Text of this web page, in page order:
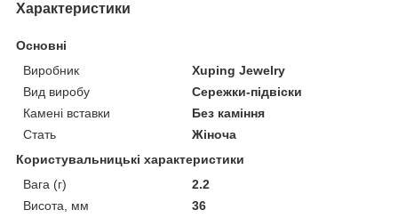
Характеристики
Основні
Виробник
Xuping Jewelry
Вид виробу
Сережки-підвіски
Камені вставки
Без каміння
Стать
Жіноча
Користувальницькі характеристики
Вага (г)
2.2
Висота, мм
36